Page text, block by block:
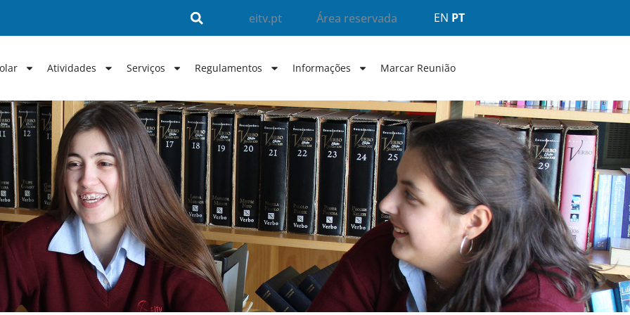
eitv.pt Área reservada EN PT
Atividades Serviços Regulamentos Informações Marcar Reunião